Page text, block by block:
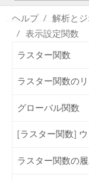
ヘルプ 解析と
表示設定関数
ラスター関数
ラスター関数の
グローバル関数
[ラスター関数]
ラスター関数の